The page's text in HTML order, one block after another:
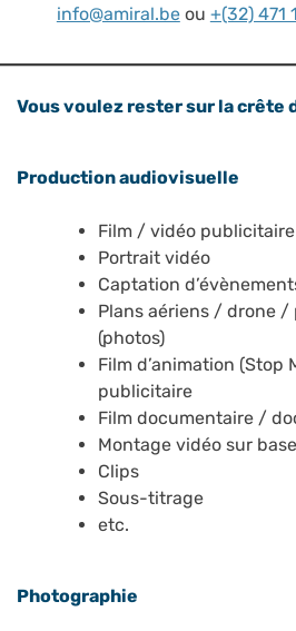
info@amiral.beou +(32) 471
Vous voulez rester sur la crête
Production audiovisuelle
Film / vidéo publicitaire
Portrait vidéo
Captation
Plans aériens / drone /
(photos)
Film d’animation (Stop
publicitaire
Film documentaire /
Montage vidéo sur
Clips
Sous-titrage
etc.
Photographie